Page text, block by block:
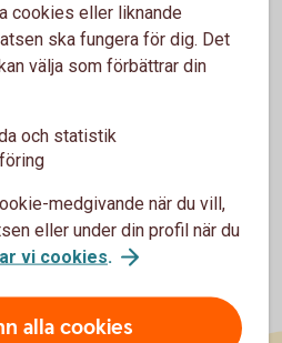
fungerar
cookies eller liknande
ska fungera för dig. Det
välja som förbättrar din
och statistik
medgivande när du vill,
eller under din profil när du
vi cookies.
alla cookies